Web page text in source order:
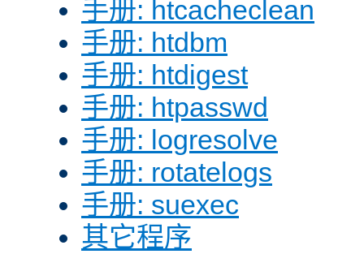
手册: htcacheclean
手册: htdbm
手册: htdigest
手册: htpasswd
手册: logresolve
手册: rotatelogs
手册: suexec
其它程序